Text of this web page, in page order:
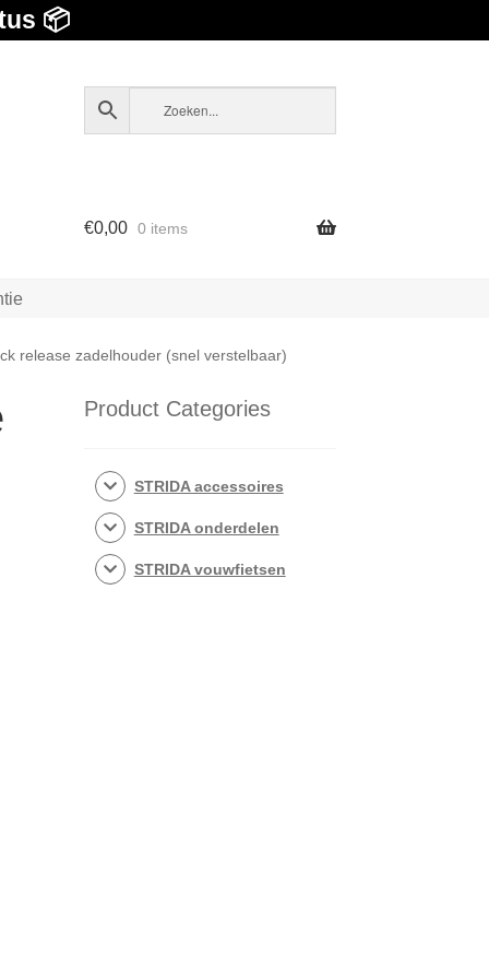
📦
€0,00 0 items
release zadelhouder (snel verstelbaar)
Product Categories
STRIDA accessoires
STRIDA onderdelen
STRIDA vouwfietsen